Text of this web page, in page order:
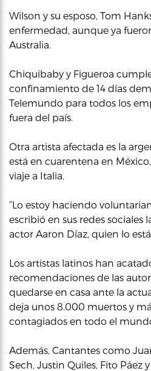
Wilson y su esposo, Tom
enfermedad, aunque ya
Australia.
Chiquibaby y Figueroa
confinamiento de 14 días
Telemundo para todos los
fuera del país.
Otra artista afectada es la
está en cuarentena en
viaje a Italia.
“Lo estoy haciendo
escribió en sus redes sociales
actor Aaron Díaz, quien lo
Los artistas latinos han
recomendaciones de las
quedarse en casa ante la
deja unos 8.000 muertos y
contagiados en todo el
Además, Cantantes como
Sech, Justin Quiles, Fito Páez